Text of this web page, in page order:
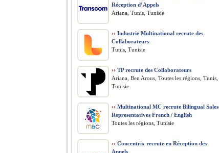
Réception d’Appels
Ariana, Tunis, Tunisie
›› Industrie Multinational recrute des
Collaborateurs
Tunis, Tunisie
›› TP recrute des Collaborateurs
Ariana, Ben Arous, Toutes les régions, Tunis,
Tunisie
›› Multinational MC recrute Bilingual Sales
Representatives French / English
Toutes les régions, Tunisie
›› Concentrix recrute en Réception des
Appels